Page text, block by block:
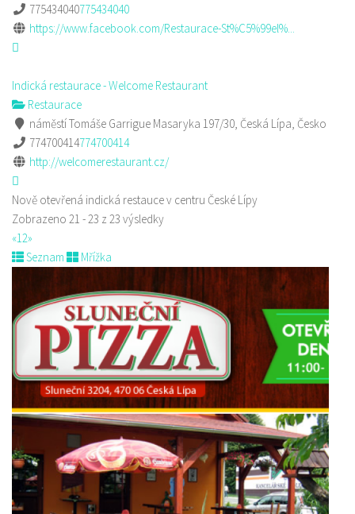
775434040775434040
https://www.facebook.com/Restaurace-St%C5%99el%...
Indická restaurace - Welcome Restaurant
Restaurace
náměstí Tomáše Garrigue Masaryka 197/30, Česká Lípa, Česko
774700414774700414
http://welcomerestaurant.cz/
Nově otevřená indická restauce v centru České Lípy
Zobrazeno 21 - 23 z 23 výsledky
«12»
Seznam
Mřížka